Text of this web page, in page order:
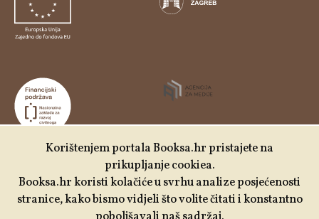
Udruga Kulturtreger je korisnik institucionalne podrške
Nacionalne zaklade za razvoj civilnoga društva za
stabilizaciju i/ili razvoj udruge u području demokratizacije i
Korištenjem portala Booksa.hr pristajete na
prikupljanje cookiea.
Booksa.hr koristi kolačiće u svrhu analize posjećenosti
stranice, kako bismo vidjeli što volite čitati i konstantno